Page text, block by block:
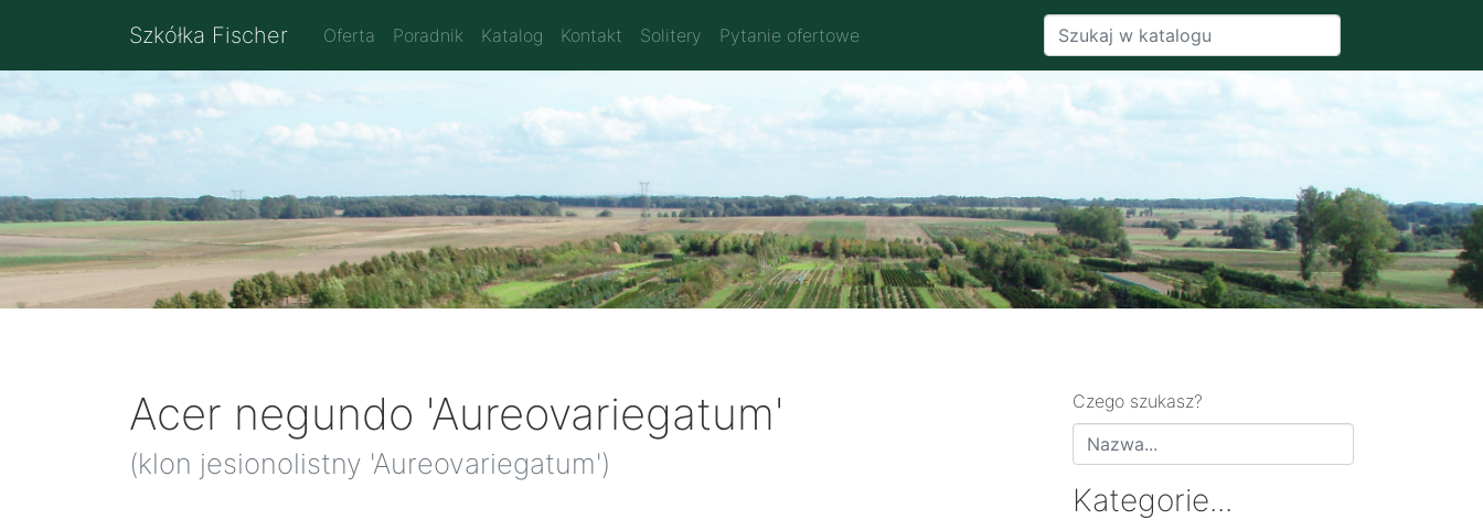
Szkółka Fischer Oferta Poradnik Katalog Kontakt Solitery Pytanie ofertowe
Acer negundo 'Aureovariegatum'
(klon jesionolistny 'Aureovariegatum')
Czego szukasz?
Kategorie...